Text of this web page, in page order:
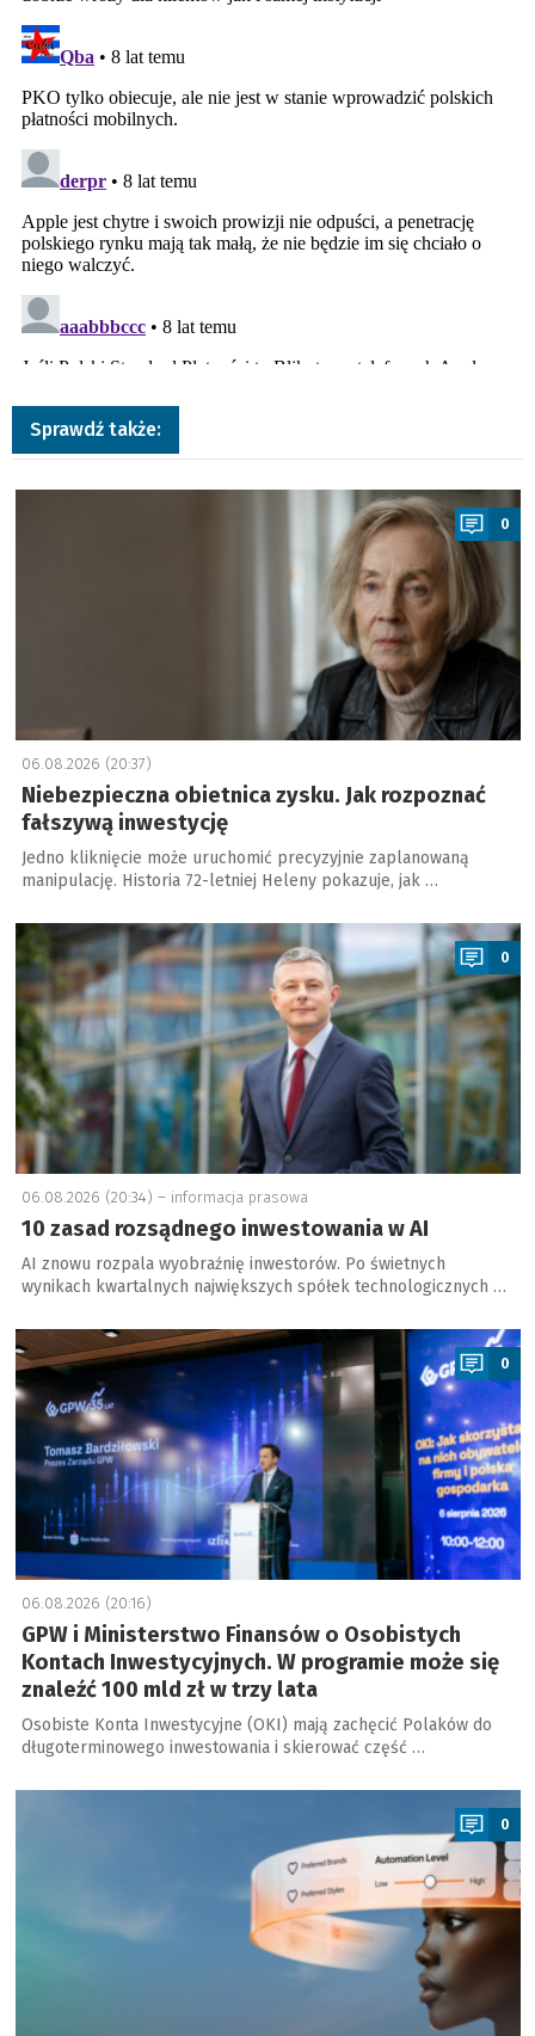
Sprawdź także:
a
0
06.08.2026 (20:37)
Niebezpieczna obietnica zysku. Jak rozpoznać
fałszywą inwestycję
Jedno kliknięcie może uruchomić precyzyjnie zaplanowaną
manipulację. Historia 72-letniej Heleny pokazuje, jak …
a
0
06.08.2026 (20:34) – informacja prasowa
10 zasad rozsądnego inwestowania w AI
AI znowu rozpala wyobraźnię inwestorów. Po świetnych
wynikach kwartalnych największych spółek technologicznych …
a
0
06.08.2026 (20:16)
GPW i Ministerstwo Finansów o Osobistych
Kontach Inwestycyjnych. W programie może się
znaleźć 100 mld zł w trzy lata
Osobiste Konta Inwestycyjne (OKI) mają zachęcić Polaków do
długoterminowego inwestowania i skierować część …
a
0